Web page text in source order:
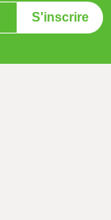
S'inscrire